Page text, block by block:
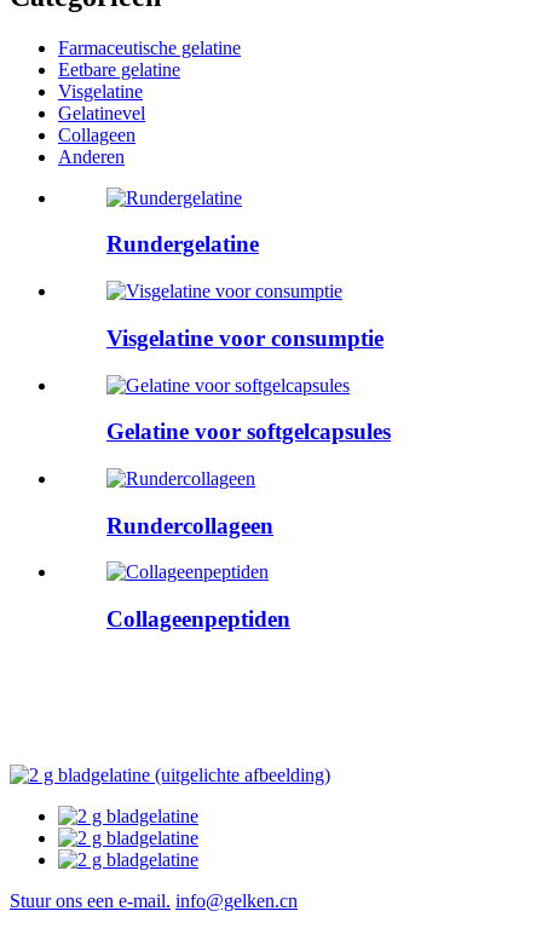
Farmaceutische gelatine
Eetbare gelatine
Visgelatine
Gelatinevel
Collageen
Anderen
Rundergelatine
Visgelatine voor consumptie
Gelatine voor softgelcapsules
Rundercollageen
Collageenpeptiden
Stuur ons een e-mail. info@gelken.cn